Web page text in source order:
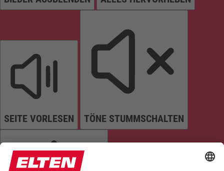
SEITE VORLESEN TÖNE STUMMSCHALTEN